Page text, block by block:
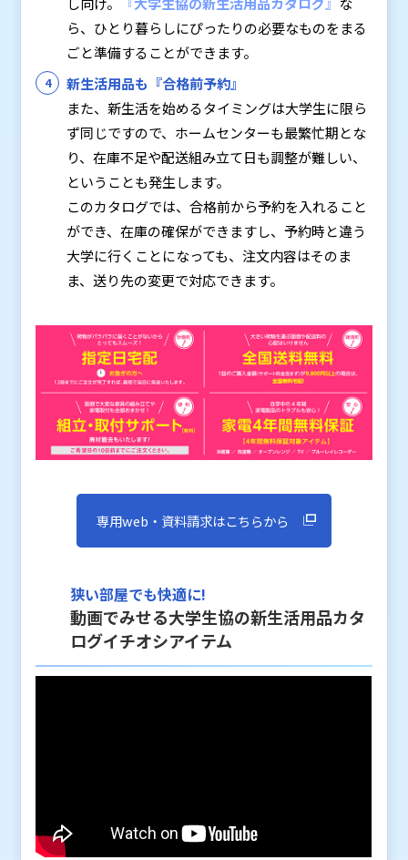
ら、ひとり暮らしにぴったりの必要なものをまる
ごと準備することができます。
新生活用品も『合格前予約』
また、新生活を始めるタイミングは大学生に限ら
ず同じですので、ホームセンターも最繁忙期とな
り、在庫不足や配送組み立て日も調整が難しい、
ということも発生します。
このカタログでは、合格前から予約を入れること
ができ、在庫の確保ができますし、予約時と違う
大学に行くことになっても、注文内容はそのま
ま、送り先の変更で対応できます。
専用web・資料請求はこちらから
狭い部屋でも快適に!
動画でみせる大学生協の新生活用品カタ
ログイチオシアイテム